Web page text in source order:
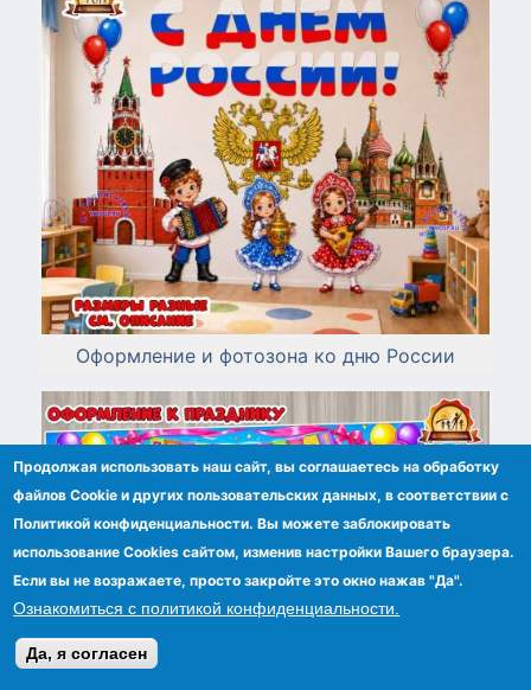
Оформление и фотозона ко дню России
Продолжая использовать наш сайт, вы соглашаетесь на обработку
файлов Сookie и других пользовательских данных, в соответствии с
Политикой конфиденциальности. Вы можете заблокировать
использование Cookies сайтом, изменив настройки Вашего браузера.
Если вы не возражаете, просто закройте это окно нажав "Да".
Ознакомиться с политикой конфиденциальности.
Да, я согласен